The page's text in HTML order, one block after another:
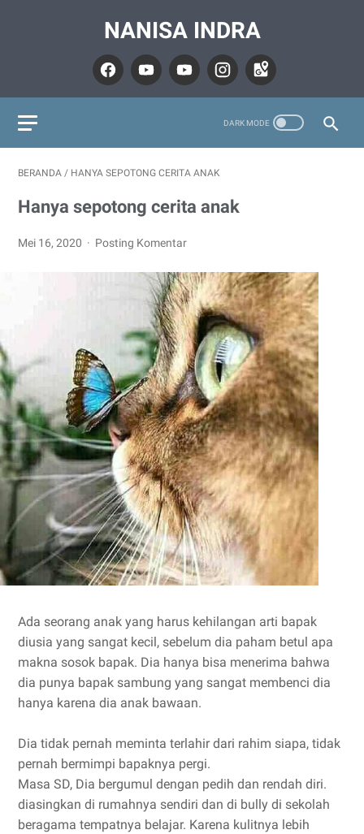
NANISA INDRA
BERANDA / HANYA SEPOTONG CERITA ANAK
Hanya sepotong cerita anak
Mei 16, 2020 Posting Komentar
Ada seorang anak yang harus kehilangan arti bapak
diusia yang sangat kecil, sebelum dia paham betul apa
makna sosok bapak. Dia hanya bisa menerima bahwa
dia punya bapak sambung yang sangat membenci dia
hanya karena dia anak bawaan.
Dia tidak pernah meminta terlahir dari rahim siapa, tidak
pernah bermimpi bapaknya pergi.
Masa SD, Dia bergumul dengan pedih dan rendah diri.
diasingkan di rumahnya sendiri dan di bully di sekolah
beragama tempatnya belajar. Karena kulitnya lebih